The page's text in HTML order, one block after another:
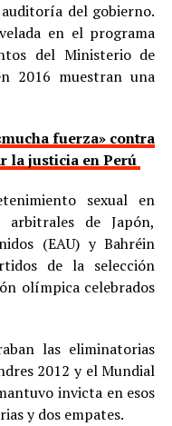
del gobierno.
en el programa
del Ministerio de
2016 muestran una
fuerza» contra
la justicia en Perú
sexual en
arbitrales de Japón,
(EAU) y Bahréin
de la selección
olímpica celebrados
las eliminatorias
2012 y el Mundial
invicta en esos
y dos empates.